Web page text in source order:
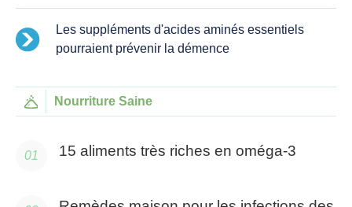
Les suppléments d'acides aminés essentiels
pourraient prévenir la démence
Nourriture Saine
15 aliments très riches en oméga-3